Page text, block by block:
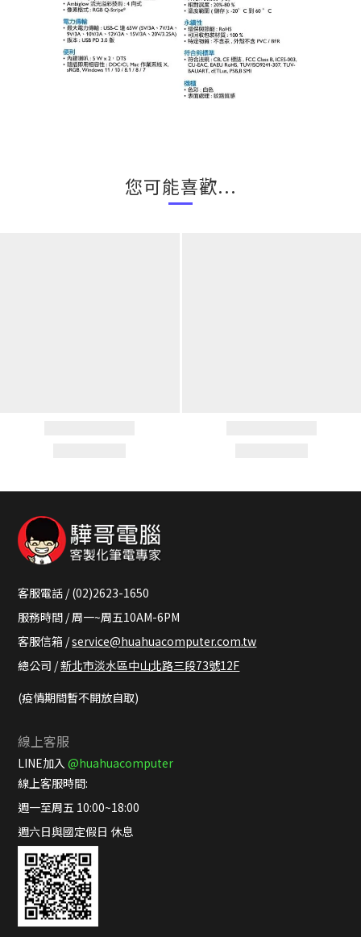
您可能喜歡...
客服電話 / (02)2623-1650
服務時間 / 周一~周五10AM-6PM
客服信箱 /service@huahuacomputer.com.tw
總公司 /新北市淡水區中山北路三段73號12F
(疫情期間暫不開放自取)
線上客服
LINE加入@huahuacomputer
線上客服時間:
週一至周五 10:00~18:00
週六日與國定假日 休息